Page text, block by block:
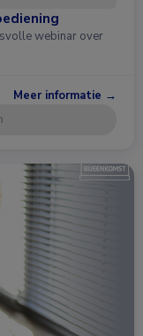
webinar over
Meer informatie →